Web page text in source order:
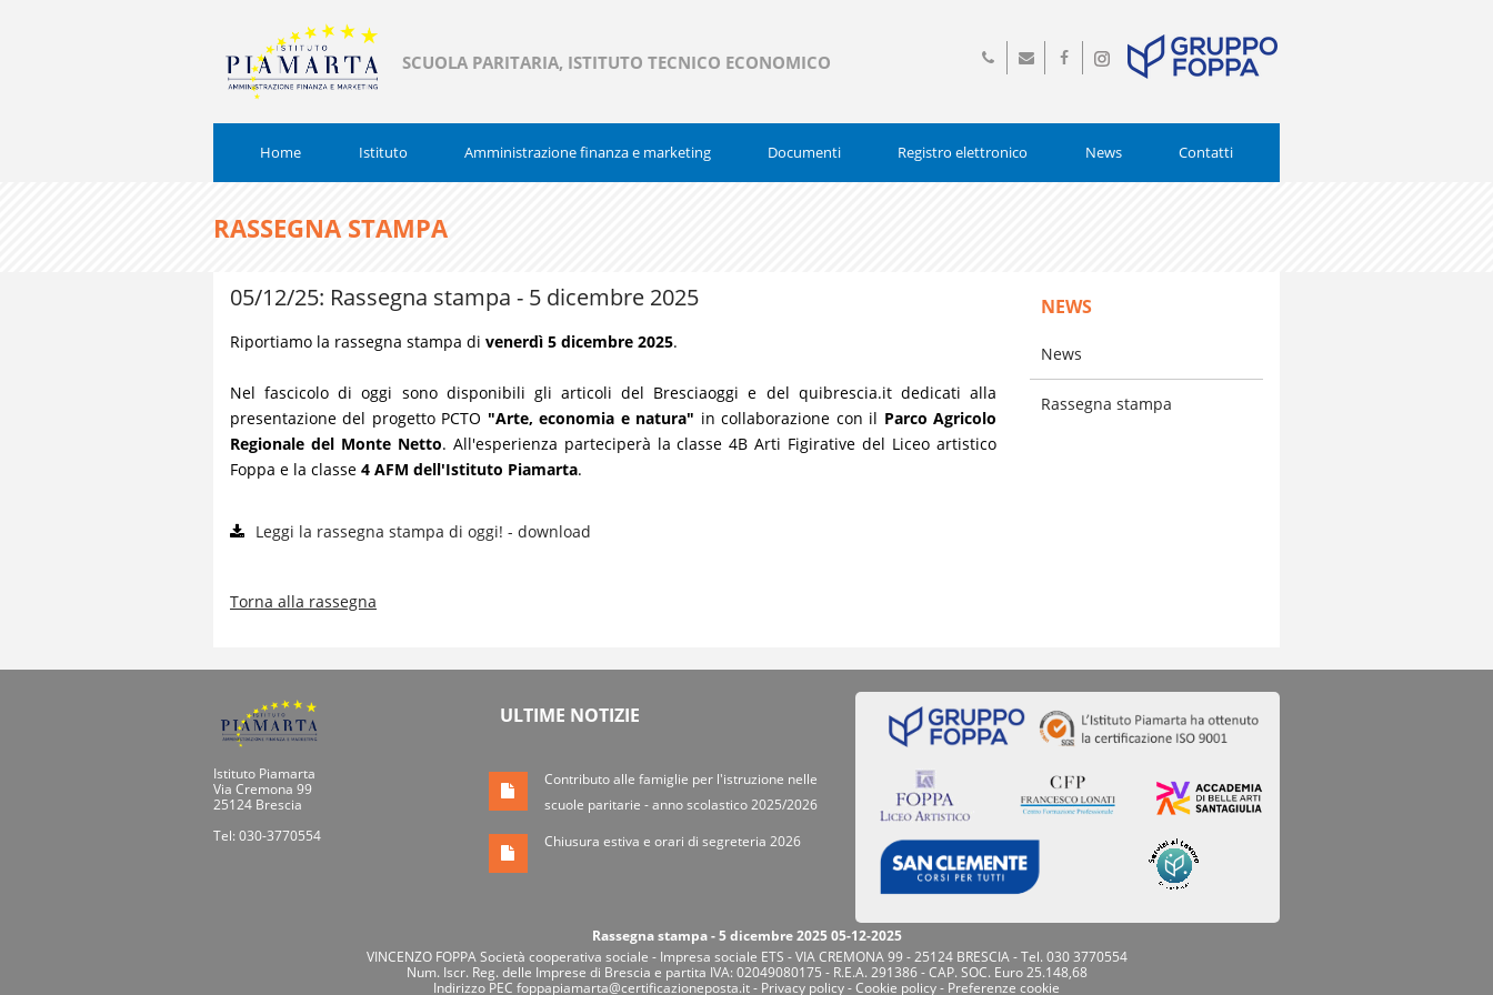
SCUOLA PARITARIA, ISTITUTO TECNICO ECONOMICO
info@istitutopiamarta.it
Seguici
Home Istituto Amministrazione finanza e marketing Documenti Registro elettronico News Contatti
RASSEGNA STAMPA
05/12/25: Rassegna stampa - 5 dicembre 2025
Riportiamo la rassegna stampa di venerdì 5 dicembre 2025.
Nel fascicolo di oggi sono disponibili gli articoli del Bresciaoggi e del quibrescia.it dedicati alla
presentazione del progetto PCTO "Arte, economia e natura" in collaborazione con il Parco Agricolo
Regionale del Monte Netto. All'esperienza parteciperà la classe4B Arti Figirative del Liceo artistico
Foppa e la classe 4 AFM dell'Istituto Piamarta.
Leggi la rassegna stampa di oggi! - download
Torna alla rassegna
NEWS
News
Rassegna stampa
Istituto Piamarta
Via Cremona 99
25124 Brescia
Tel: 030-3770554
ULTIME NOTIZIE
Contributo alle famiglie per l'istruzione nelle
scuole paritarie - anno scolastico 2025/2026
Chiusura estiva e orari di segreteria 2026
Rassegna stampa - 5 dicembre 2025 05-12-2025
VINCENZO FOPPA Società cooperativa sociale - Impresa sociale ETS - VIA CREMONA 99 - 25124 BRESCIA - Tel. 030 3770554
Num. Iscr. Reg. delle Imprese di Brescia e partita IVA: 02049080175 - R.E.A. 291386 - CAP. SOC. Euro 25.148,68
Indirizzo PEC foppapiamarta@certificazioneposta.it- Privacy policy-Cookie policy- Preferenze cookie